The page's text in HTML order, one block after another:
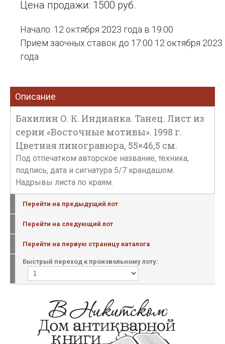
Цена продажи: 1500 руб.
Начало: 12 октября 2023 года в 19:00
Прием заочных ставок до 17:00 12 октября 2023
года
Описание
Бахилин О. К. Индианка. Танец. Лист из
серии «Восточные мотивы». 1998 г.
Цветная линогравюра, 55×46,5 см.
Под отпечатком авторское название, техника,
подпись, дата и сигнатура 5/7 крандашом.
Надрывы листа по краям.
Перейти на предыдущий лот
Перейти на следующий лот
Перейти на первую страницу каталога
Быстрый переход к произвольному лоту: